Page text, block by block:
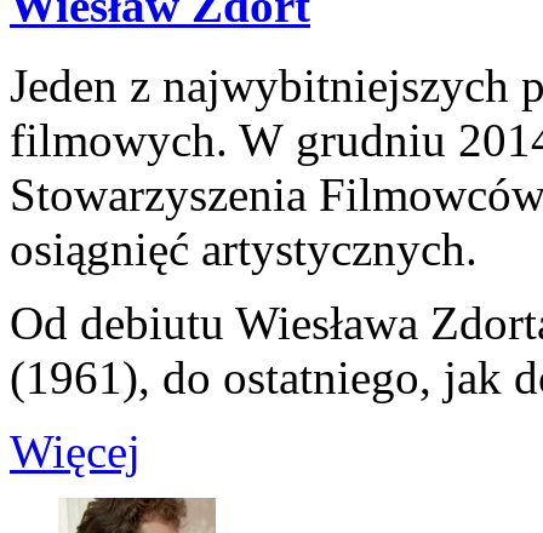
Jeden z najwybitniejszych
filmowych. W grudniu
Stowarzyszenia
osiągnięć artystycznych.
Od debiutu Wiesława
(1961), do ostatniego, jak
Więcej